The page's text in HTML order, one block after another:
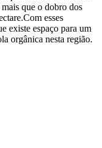
que o dobro dos
esses
existe espaço para um
orgânica nesta região.